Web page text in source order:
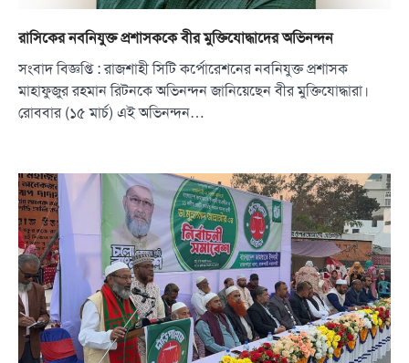
রাসিকের নবনিযুক্ত প্রশাসককে বীর মুক্তিযোদ্ধাদের অভিনন্দন
সংবাদ বিজ্ঞপ্তি : রাজশাহী সিটি কর্পোরেশনের নবনিযুক্ত প্রশাসক
মাহাফুজুর রহমান রিটনকে অভিনন্দন জানিয়েছেন বীর মুক্তিযোদ্ধারা।
রোববার (১৫ মার্চ) এই অভিনন্দন…